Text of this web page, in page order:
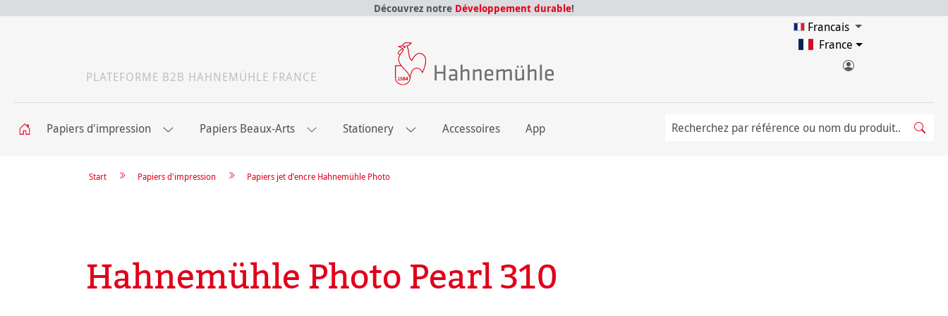
Découvrez notre Développement durable!
PLATEFORME B2B HAHNEMÜHLE FRANCE
Francais
France
Papiers d'impression Papiers Beaux-Arts Stationery Accessoires App
Papiers jet d’encre Hahnemühle Photo
Papiers d'impression
Start
Hahnemühle Photo Pearl 310